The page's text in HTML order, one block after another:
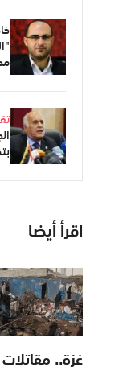
اقرأ أيضا
غزة.. مقاتلات